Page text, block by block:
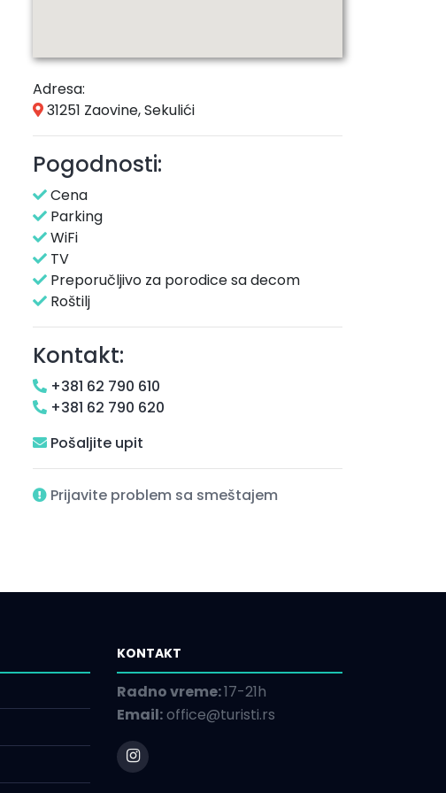
Adresa:
31251 Zaovine, Sekulići
Pogodnosti:
Cena
Parking
WiFi
TV
Preporučljivo za porodice sa decom
Roštilj
Kontakt:
+381 62 790 610
+381 62 790 620
Pošaljite upit
Prijavite problem sa smeštajem
KONTAKT
Radno vreme:17-21h
Email:office@turisti.rs